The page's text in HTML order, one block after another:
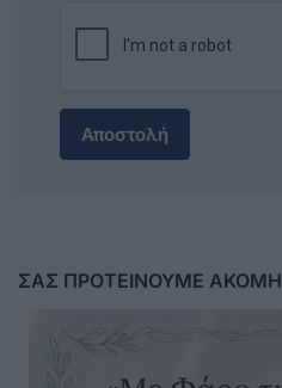
Αποστολή
ΣΑΣ ΠΡΟΤΕΙΝΟΥΜΕ ΑΚΟΜΗ